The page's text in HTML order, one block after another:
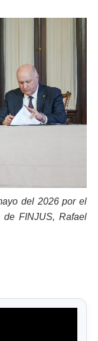
del 2026 por el
de FINJUS, Rafael